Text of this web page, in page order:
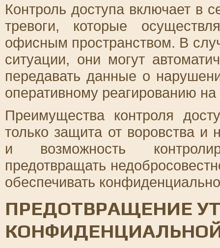
Контроль доступа включает в
тревоги, которые
офисным пространством. В
ситуации, они могут
передавать данные о
оперативному реагированию
Преимущества контроля
только защита от воровства и
и возможность
предотвращать
обеспечивать
ПРЕДОТВРАЩЕНИЕ